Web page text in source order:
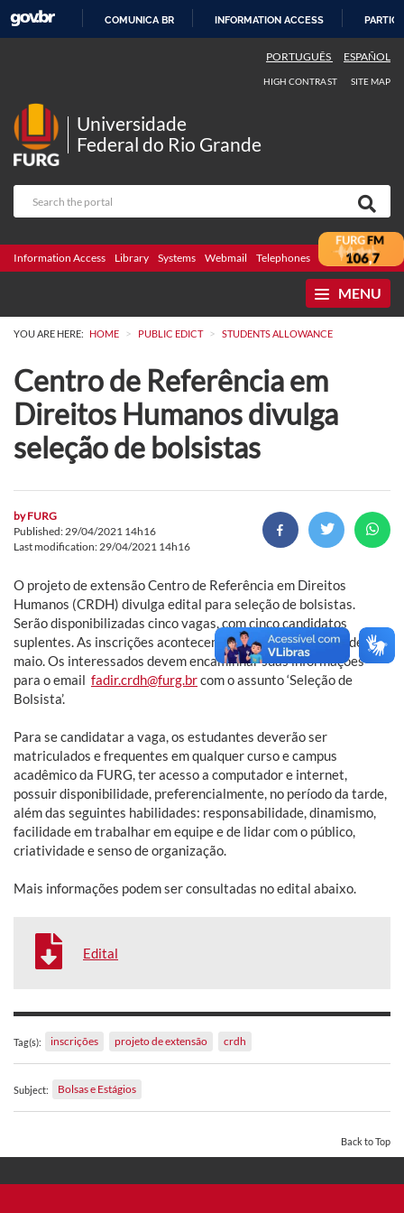
COMUNICA BR INFORMATION ACCESS
PORTUGUÊS ESPAÑOL
HIGH CONTRAST SITE MAP
Universidade
Federal do Rio Grande
Information Access Library Systems Webmail Telephones Bidding
MENU
YOU ARE HERE: HOME > PUBLIC EDICT > STUDENTS ALLOWANCE
Centro de Referência em
Direitos Humanos divulga
seleção de bolsistas
byFURG
Published: 29/04/2021 14h16
Last modification: 29/04/2021 14h16
O projeto de extensão Centro de Referência em Direitos
Humanos (CRDH) divulga edital para seleção de bolsistas.
Serão disponibilizadas cinco vagas, com cinco candidatos
suplentes. As inscrições acontecem do dia 30 de abril a 3 de
maio. Os interessados devem encaminhar suas informações
para o email fadir.crdh@furg.brcom o assunto ‘Seleção de
Bolsista’.
Para se candidatar a vaga, os estudantes deverão ser
matriculados e frequentes em qualquer curso e campus
acadêmico da FURG, ter acesso a computador e internet,
possuir disponibilidade, preferencialmente, no período da tarde,
além das seguintes habilidades: responsabilidade, dinamismo,
facilidade em trabalhar em equipe e de lidar com o público,
criatividade e senso de organização.
Mais informações podem ser consultadas no edital abaixo.
Edital
Tag(s): inscrições projeto de extensão crdh
Subject: Bolsas e Estágios
Back to Top